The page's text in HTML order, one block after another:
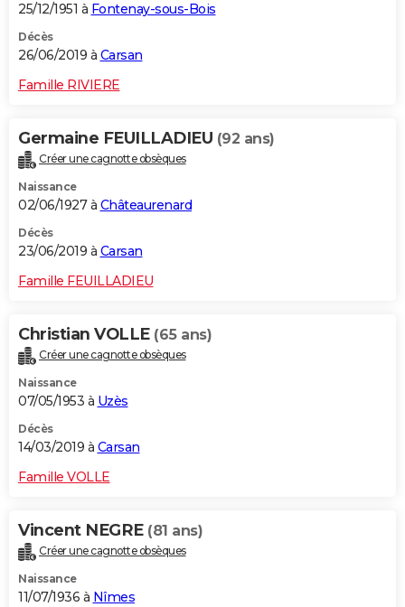
25/12/1951 à Fontenay-sous-Bois
Décès
26/06/2019 à Carsan
Famille RIVIERE
Germaine FEUILLADIEU (92 ans)
Créer une cagnotte obsèques
Naissance
02/06/1927 à Châteaurenard
Décès
23/06/2019 à Carsan
Famille FEUILLADIEU
Christian VOLLE (65 ans)
Créer une cagnotte obsèques
Naissance
07/05/1953 à Uzès
Décès
14/03/2019 à Carsan
Famille VOLLE
Vincent NEGRE (81 ans)
Créer une cagnotte obsèques
Naissance
11/07/1936 à Nîmes